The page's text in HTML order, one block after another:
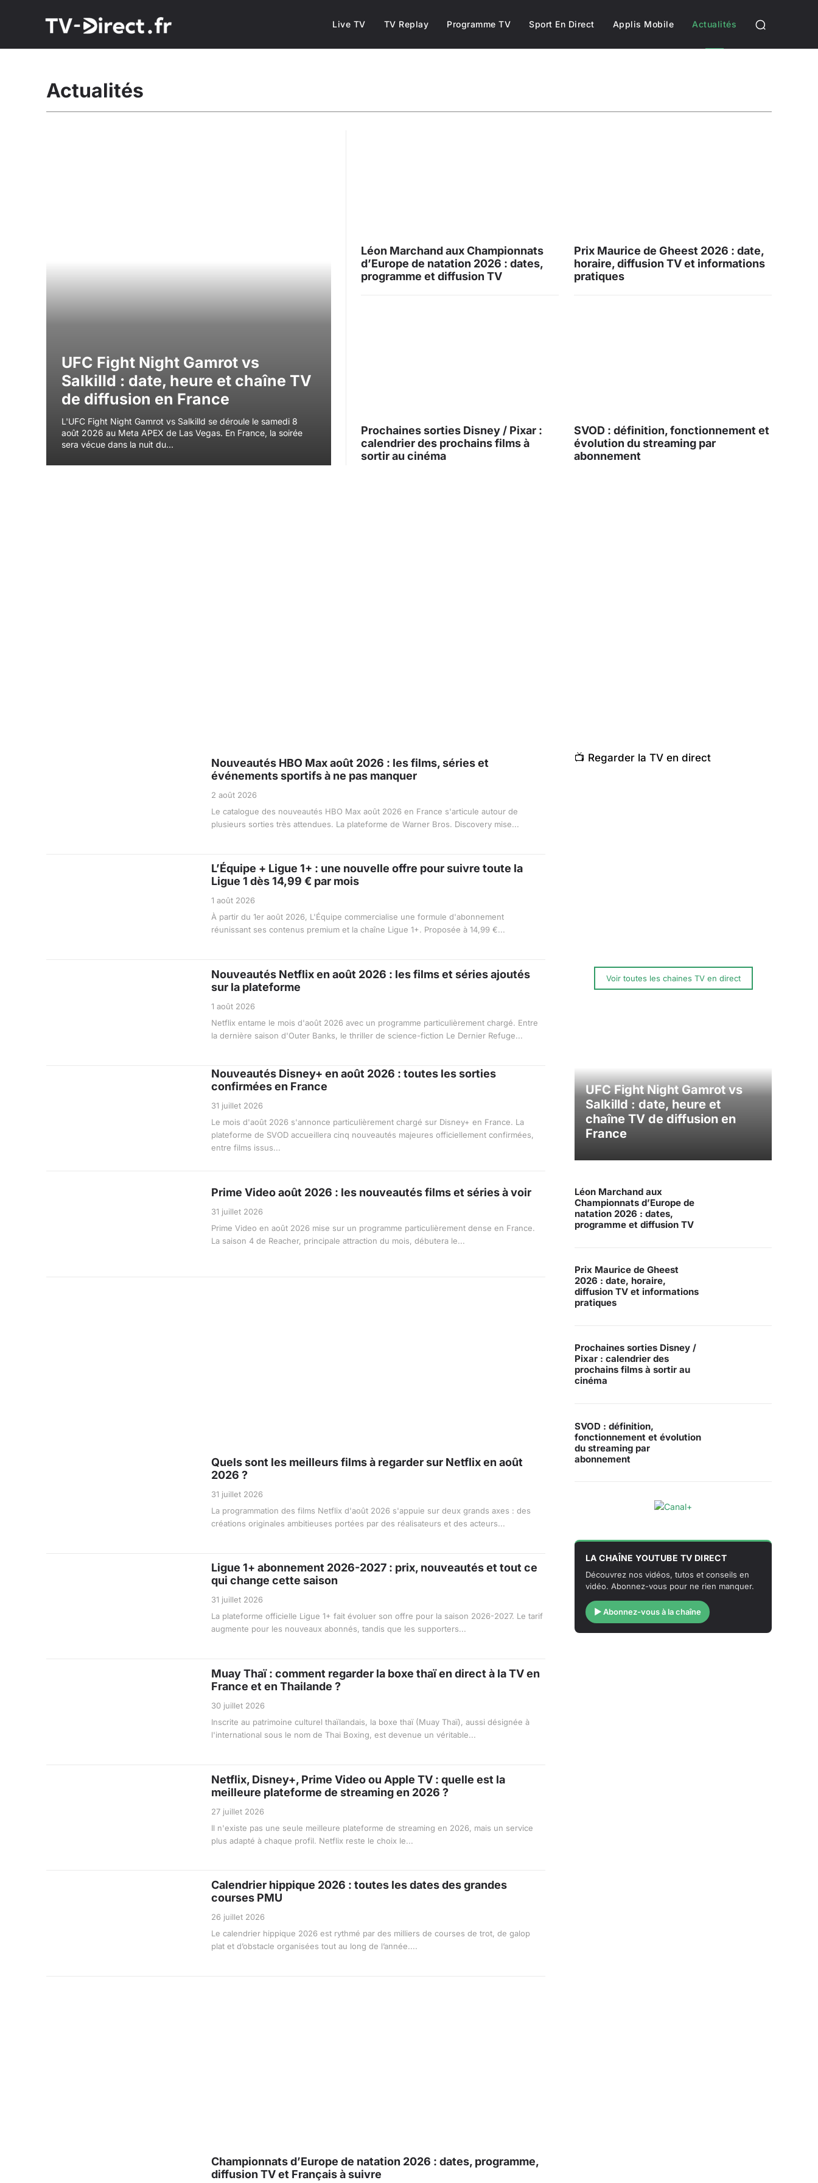
Live TV TV Replay Programme TV Sport En Direct Applis Mobile Actualités
Actualités
UFC Fight Night Gamrot vs
Salkilld : date, heure et chaîne TV
de diffusion en France
L'UFC Fight Night Gamrot vs Salkilld se déroule le samedi 8
août 2026 au Meta APEX de Las Vegas. En France, la soirée
sera vécue dans la nuit du...
Léon Marchand aux Championnats
d’Europe de natation 2026 : dates,
programme et diffusion TV
Prix Maurice de Gheest 2026 : date,
horaire, diffusion TV et informations
pratiques
Prochaines sorties Disney / Pixar :
calendrier des prochains films à
sortir au cinéma
SVOD : définition, fonctionnement et
évolution du streaming par
abonnement
Nouveautés HBO Max août 2026 : les films, séries et
événements sportifs à ne pas manquer
2 août 2026
Le catalogue des nouveautés HBO Max août 2026 en France s'articule autour de
plusieurs sorties très attendues. La plateforme de Warner Bros. Discovery mise...
L’Équipe + Ligue 1+ : une nouvelle offre pour suivre toute la
Ligue 1 dès 14,99 € par mois
1 août 2026
À partir du 1er août 2026, L'Équipe commercialise une formule d'abonnement
réunissant ses contenus premium et la chaîne Ligue 1+. Proposée à 14,99 €...
Nouveautés Netflix en août 2026 : les films et séries ajoutés
sur la plateforme
1 août 2026
Netflix entame le mois d'août 2026 avec un programme particulièrement chargé. Entre
la dernière saison d'Outer Banks, le thriller de science-fiction Le Dernier Refuge...
Nouveautés Disney+ en août 2026 : toutes les sorties
confirmées en France
31 juillet 2026
Le mois d'août 2026 s'annonce particulièrement chargé sur Disney+ en France. La
plateforme de SVOD accueillera cinq nouveautés majeures officiellement confirmées,
entre films issus...
Prime Video août 2026 : les nouveautés films et séries à voir
31 juillet 2026
Prime Video en août 2026 mise sur un programme particulièrement dense en France.
La saison 4 de Reacher, principale attraction du mois, débutera le...
Quels sont les meilleurs films à regarder sur Netflix en août
2026 ?
31 juillet 2026
La programmation des films Netflix d'août 2026 s'appuie sur deux grands axes : des
créations originales ambitieuses portées par des réalisateurs et des acteurs...
Ligue 1+ abonnement 2026-2027 : prix, nouveautés et tout ce
qui change cette saison
31 juillet 2026
La plateforme officielle Ligue 1+ fait évoluer son offre pour la saison 2026-2027. Le tarif
augmente pour les nouveaux abonnés, tandis que les supporters...
Muay Thaï : comment regarder la boxe thaï en direct à la TV en
France et en Thailande ?
30 juillet 2026
Inscrite au patrimoine culturel thaïlandais, la boxe thaï (Muay Thaï), aussi désignée à
l'international sous le nom de Thai Boxing, est devenue un véritable...
Netflix, Disney+, Prime Video ou Apple TV : quelle est la
meilleure plateforme de streaming en 2026 ?
27 juillet 2026
Il n'existe pas une seule meilleure plateforme de streaming en 2026, mais un service
plus adapté à chaque profil. Netflix reste le choix le...
Calendrier hippique 2026 : toutes les dates des grandes
courses PMU
26 juillet 2026
Le calendrier hippique 2026 est rythmé par des milliers de courses de trot, de galop
plat et d’obstacle organisées tout au long de l’année....
Championnats d’Europe de natation 2026 : dates, programme,
diffusion TV et Français à suivre
📺 Regarder la TV en direct
Voir toutes les chaines TV en direct
UFC Fight Night Gamrot vs
Salkilld : date, heure et
chaîne TV de diffusion en
France
Léon Marchand aux
Championnats d’Europe de
natation 2026 : dates,
programme et diffusion TV
Prix Maurice de Gheest
2026 : date, horaire,
diffusion TV et informations
pratiques
Prochaines sorties Disney /
Pixar : calendrier des
prochains films à sortir au
cinéma
SVOD : définition,
fonctionnement et évolution
du streaming par
abonnement
LA CHAÎNE YOUTUBE TV DIRECT
Découvrez nos vidéos, tutos et conseils en
vidéo. Abonnez-vous pour ne rien manquer.
▶ Abonnez-vous à la chaîne